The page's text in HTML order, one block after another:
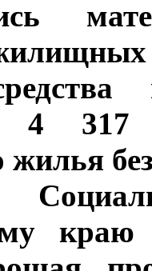
4 317
жилья
краю